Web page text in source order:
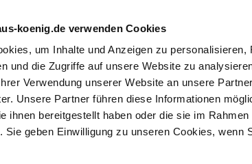
koenig.de verwenden Cookies
um Inhalte und Anzeigen zu
und die Zugriffe auf unsere Website zu
Verwendung unserer Website an unsere
Unsere Partner führen diese Informationen
ihnen bereitgestellt haben oder die sie im
Sie geben Einwilligung zu unseren Cookies, wenn